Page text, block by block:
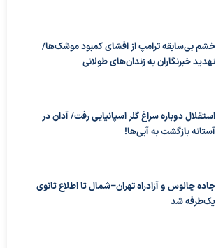
خشم بی‌سابقه ترامپ از افشای کمبود موشک‌ها/
تهدید خبرنگاران به زندان‌های طولانی
استقلال دوباره سراغ گلر اسپانیایی رفت/ آدان در
آستانه بازگشت به آبی‌ها!
جاده چالوس و آزادراه تهران–شمال تا اطلاع ثانوی
یک‌طرفه شد